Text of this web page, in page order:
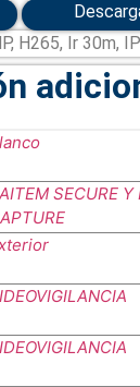
H265, Ir 30m,
SECURE Y